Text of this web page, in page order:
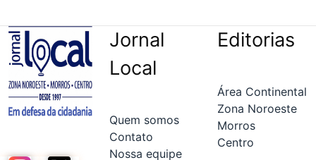
Jornal
Local
Quem somos
Contato
Nossa equipe
Editorias
Área Continental
Zona Noroeste
Morros
Centro